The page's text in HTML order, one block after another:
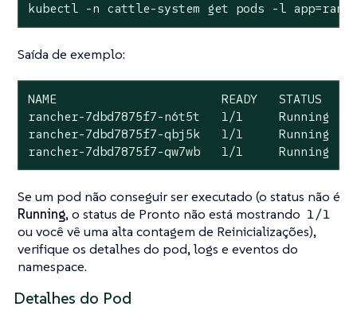
kubectl -n cattle-system get pods -l
Saída de exemplo:
NAME                       READY   STATUS
rancher-7dbd7875f7-n6t5t   1/1
rancher-7dbd7875f7-qbj5k   1/1
rancher-7dbd7875f7-qw7wb   1/1
Se um pod não conseguir ser executado (o status não é
Running, o status de Pronto não está mostrando 1/1
ou você vê uma alta contagem de Reinicializações),
verifique os detalhes do pod, logs e eventos do
namespace.
Detalhes do Pod